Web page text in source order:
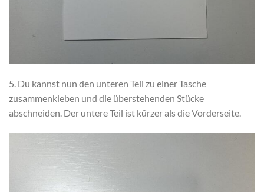
5. Du kannst nun den unteren Teil zu einer Tasche
zusammenkleben und die überstehenden Stücke
abschneiden. Der untere Teil ist kürzer als die Vorderseite.